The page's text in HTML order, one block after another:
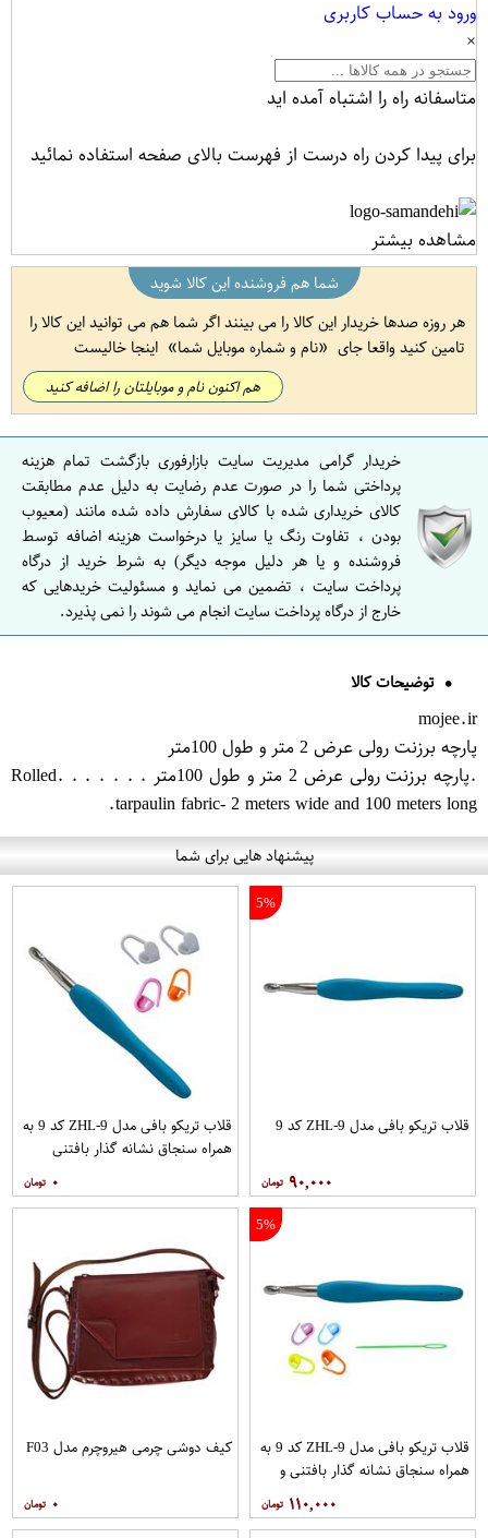
ورود به حساب کاربری
×
متاسفانه راه را اشتباه آمده اید
برای پیدا کردن راه درست از فهرست بالای صفحه استفاده نمائید
مشاهده بیشتر
شما هم فروشنده این کالا شوید
هر روزه صدها خریدار این کالا را می بینند اگر شما هم می توانید این کالا را
تامین کنید واقعا جای
نام و شماره موبایل شما اینجا خالیست
هم اکنون نام و موبایلتان را اضافه کنید
خریدار گرامی مدیریت سایت بازارفوری بازگشت تمام هزینه
پرداختی شما را در صورت عدم رضایت به دلیل عدم مطابقت
کالای خریداری شده با کالای سفارش داده شده مانند (معیوب
بودن ، تفاوت رنگ یا سایز یا درخواست هزینه اضافه توسط
فروشنده و یا هر دلیل موجه دیگر) به شرط خرید از درگاه
پرداخت سایت ، تضمین می نماید و مسئولیت خریدهایی که
خارج از درگاه پرداخت سایت انجام می شوند را نمی پذیرد.
توضیحات کالا
mojee.ir
پارچه برزنت رولی عرض 2 متر و طول 100متر
.پارچه برزنت رولی عرض 2 متر و طول 100متر . . . . . . .Rolled
tarpaulin fabric- 2 meters wide a​nd 100 meters long.
پیشنهاد هایی برای شما
5%
قلاب تریکو بافی مدل ZHL-9 کد 9
۹۰,۰۰۰
قلاب تریکو بافی مدل ZHL-9 کد 9 به
همراه سنجاق نشانه گذار بافتنی
۰
5%
قلاب تریکو بافی مدل ZHL-9 کد 9 به
همراه سنجاق نشانه گذار بافتنی و
۱۱۰,۰۰۰
کیف دوشی چرمی هیروچرم مدل F03
۰